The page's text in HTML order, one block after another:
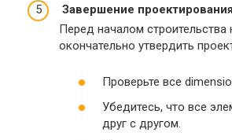
Завершение проектирования
Перед началом
окончательно утвердить
Проверьте все
Убедитесь, что все
друг с другом.